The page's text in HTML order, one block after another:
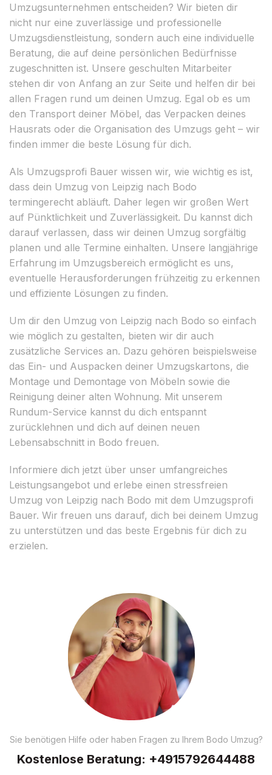
Umzugsunternehmen entscheiden? Wir bieten dir
nicht nur eine zuverlässige und professionelle
Umzugsdienstleistung, sondern auch eine individuelle
Beratung, die auf deine persönlichen Bedürfnisse
zugeschnitten ist. Unsere geschulten Mitarbeiter
stehen dir von Anfang an zur Seite und helfen dir bei
allen Fragen rund um deinen Umzug. Egal ob es um
den Transport deiner Möbel, das Verpacken deines
Hausrats oder die Organisation des Umzugs geht – wir
finden immer die beste Lösung für dich.
Als Umzugsprofi Bauer wissen wir, wie wichtig es ist,
dass dein Umzug von Leipzig nach Bodo
termingerecht abläuft. Daher legen wir großen Wert
auf Pünktlichkeit und Zuverlässigkeit. Du kannst dich
darauf verlassen, dass wir deinen Umzug sorgfältig
planen und alle Termine einhalten. Unsere langjährige
Erfahrung im Umzugsbereich ermöglicht es uns,
eventuelle Herausforderungen frühzeitig zu erkennen
und effiziente Lösungen zu finden.
Um dir den Umzug von Leipzig nach Bodo so einfach
wie möglich zu gestalten, bieten wir dir auch
zusätzliche Services an. Dazu gehören beispielsweise
das Ein- und Auspacken deiner Umzugskartons, die
Montage und Demontage von Möbeln sowie die
Reinigung deiner alten Wohnung. Mit unserem
Rundum-Service kannst du dich entspannt
zurücklehnen und dich auf deinen neuen
Lebensabschnitt in Bodo freuen.
Informiere dich jetzt über unser umfangreiches
Leistungsangebot und erlebe einen stressfreien
Umzug von Leipzig nach Bodo mit dem Umzugsprofi
Bauer. Wir freuen uns darauf, dich bei deinem Umzug
zu unterstützen und das beste Ergebnis für dich zu
erzielen.
Sie benötigen Hilfe oder haben Fragen zu Ihrem Bodo Umzug?
Kostenlose Beratung: +4915792644488